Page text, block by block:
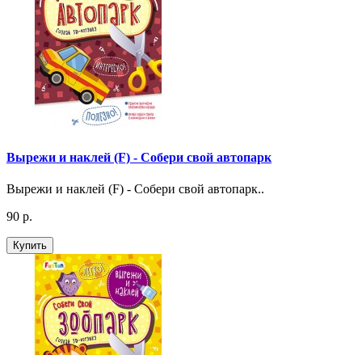
Вырежи и наклей (F) - Собери свой автопарк
Вырежи и наклей (F) - Собери свой автопарк..
90 р.
Купить